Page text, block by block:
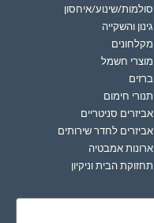
סולמות/שינוע/איחסון
גינון והשקייה
מקלחונים
מוצרי חשמל
ברזים
תנורי חימום
אביזרים סניטריים
אביזרים לחדר שירותים
ארונות אמבטיה
תחזוקת הבית וניקיון